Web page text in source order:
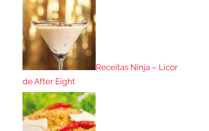
Receitas Ninja – Licor
de After Eight